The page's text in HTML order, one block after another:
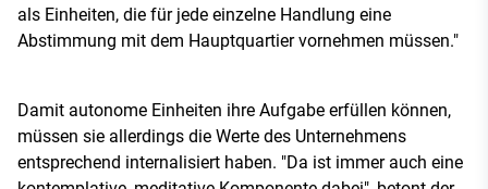
als Einheiten, die für jede einzelne Handlung eine
Abstimmung mit dem Hauptquartier vornehmen müssen."
Damit autonome Einheiten ihre Aufgabe erfüllen können,
müssen sie allerdings die Werte des Unternehmens
entsprechend internalisiert haben. "Da ist immer auch eine